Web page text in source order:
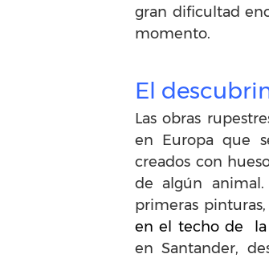
gran dificultad
momento.
El
Las obras
en Europa que
creados con
de algún
primeras
en el techo de la
en Santander,